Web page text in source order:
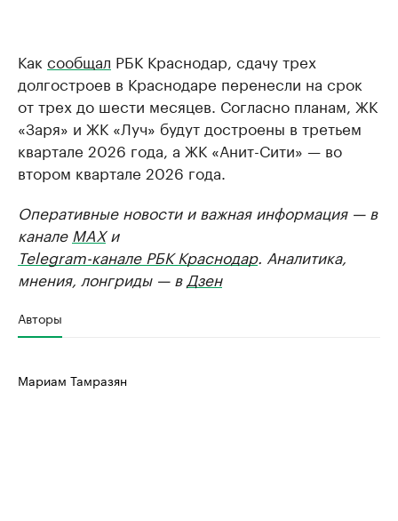
Как сообщал РБК Краснодар, сдачу трех
долгостроев в Краснодаре перенесли на срок
от трех до шести месяцев. Согласно планам, ЖК
«Заря» и ЖК «Луч» будут достроены в третьем
квартале 2026 года, а ЖК «Анит-Сити» — во
втором квартале 2026 года.
Оперативные новости и важная информация — в
канале MAXи
Telegram-канале РБК Краснодар. Аналитика,
мнения, лонгриды — в Дзен
Авторы
Мариам Тамразян